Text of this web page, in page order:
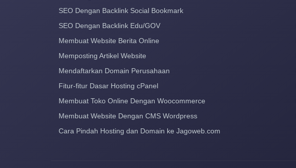
SEO Dengan Backlink Social Bookmark
SEO Dengan Backlink Edu/GOV
Membuat Website Berita Online
Memposting Artikel Website
Mendaftarkan Domain Perusahaan
Fitur-fitur Dasar Hosting cPanel
Membuat Toko Online Dengan Woocommerce
Membuat Website Dengan CMS Wordpress
Cara Pindah Hosting dan Domain ke Jagoweb.com